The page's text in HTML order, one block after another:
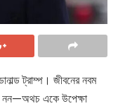
ট্রাম্প। জীবনের নবম
নন—অথচ একে উপেক্ষা